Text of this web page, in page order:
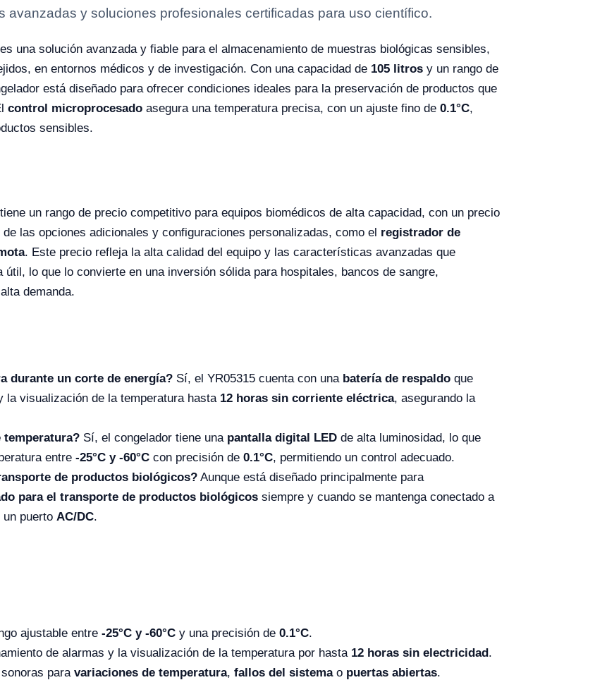
avanzadas y soluciones profesionales certificadas para uso científico.
es una solución avanzada y fiable para el almacenamiento de muestras biológicas sensibles,
en entornos médicos y de investigación. Con una capacidad de 105 litros y un rango de
está diseñado para ofrecer condiciones ideales para la preservación de productos que
control microprocesado asegura una temperatura precisa, con un ajuste fino de 0.1°C,
sensibles.
tiene un rango de precio competitivo para equipos biomédicos de alta capacidad, con un precio
de las opciones adicionales y configuraciones personalizadas, como el registrador de
. Este precio refleja la alta calidad del equipo y las características avanzadas que
lo que lo convierte en una inversión sólida para hospitales, bancos de sangre,
demanda.
durante un corte de energía? Sí, el YR05315 cuenta con una batería de respaldo que
la visualización de la temperatura hasta 12 horas sin corriente eléctrica, asegurando la
temperatura? Sí, el congelador tiene una pantalla digital LED de alta luminosidad, lo que
entre -25°C y -60°C con precisión de 0.1°C, permitiendo un control adecuado.
de productos biológicos? Aunque está diseñado principalmente para
para el transporte de productos biológicos siempre y cuando se mantenga conectado a
un puerto AC/DC.
ajustable entre -25°C y -60°C y una precisión de 0.1°C.
de alarmas y la visualización de la temperatura por hasta 12 horas sin electricidad.
para variaciones de temperatura, fallos del sistemao puertas abiertas.